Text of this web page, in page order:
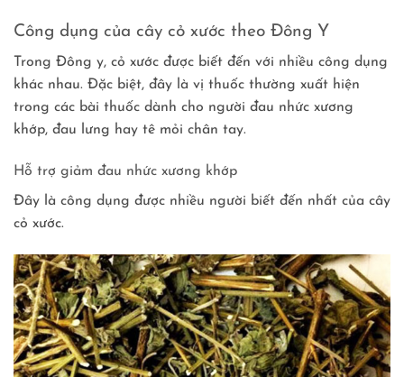
Công dụng của cây cỏ xước theo Đông Y
Trong Đông y, cỏ xước được biết đến với nhiều công dụng
khác nhau. Đặc biệt, đây là vị thuốc thường xuất hiện
trong các bài thuốc dành cho người đau nhức xương
khớp, đau lưng hay tê mỏi chân tay.
Hỗ trợ giảm đau nhức xương khớp
Đây là công dụng được nhiều người biết đến nhất của cây
cỏ xước.